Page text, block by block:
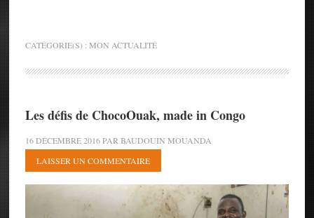
CATÉGORIE(S) : MON ACTUALITÉ
Les défis de ChocoOuak, made in Congo
16 DÉCEMBRE 2016PARBAUDOUIN MOUANDA
LAISSER UN COMMENTAIRE